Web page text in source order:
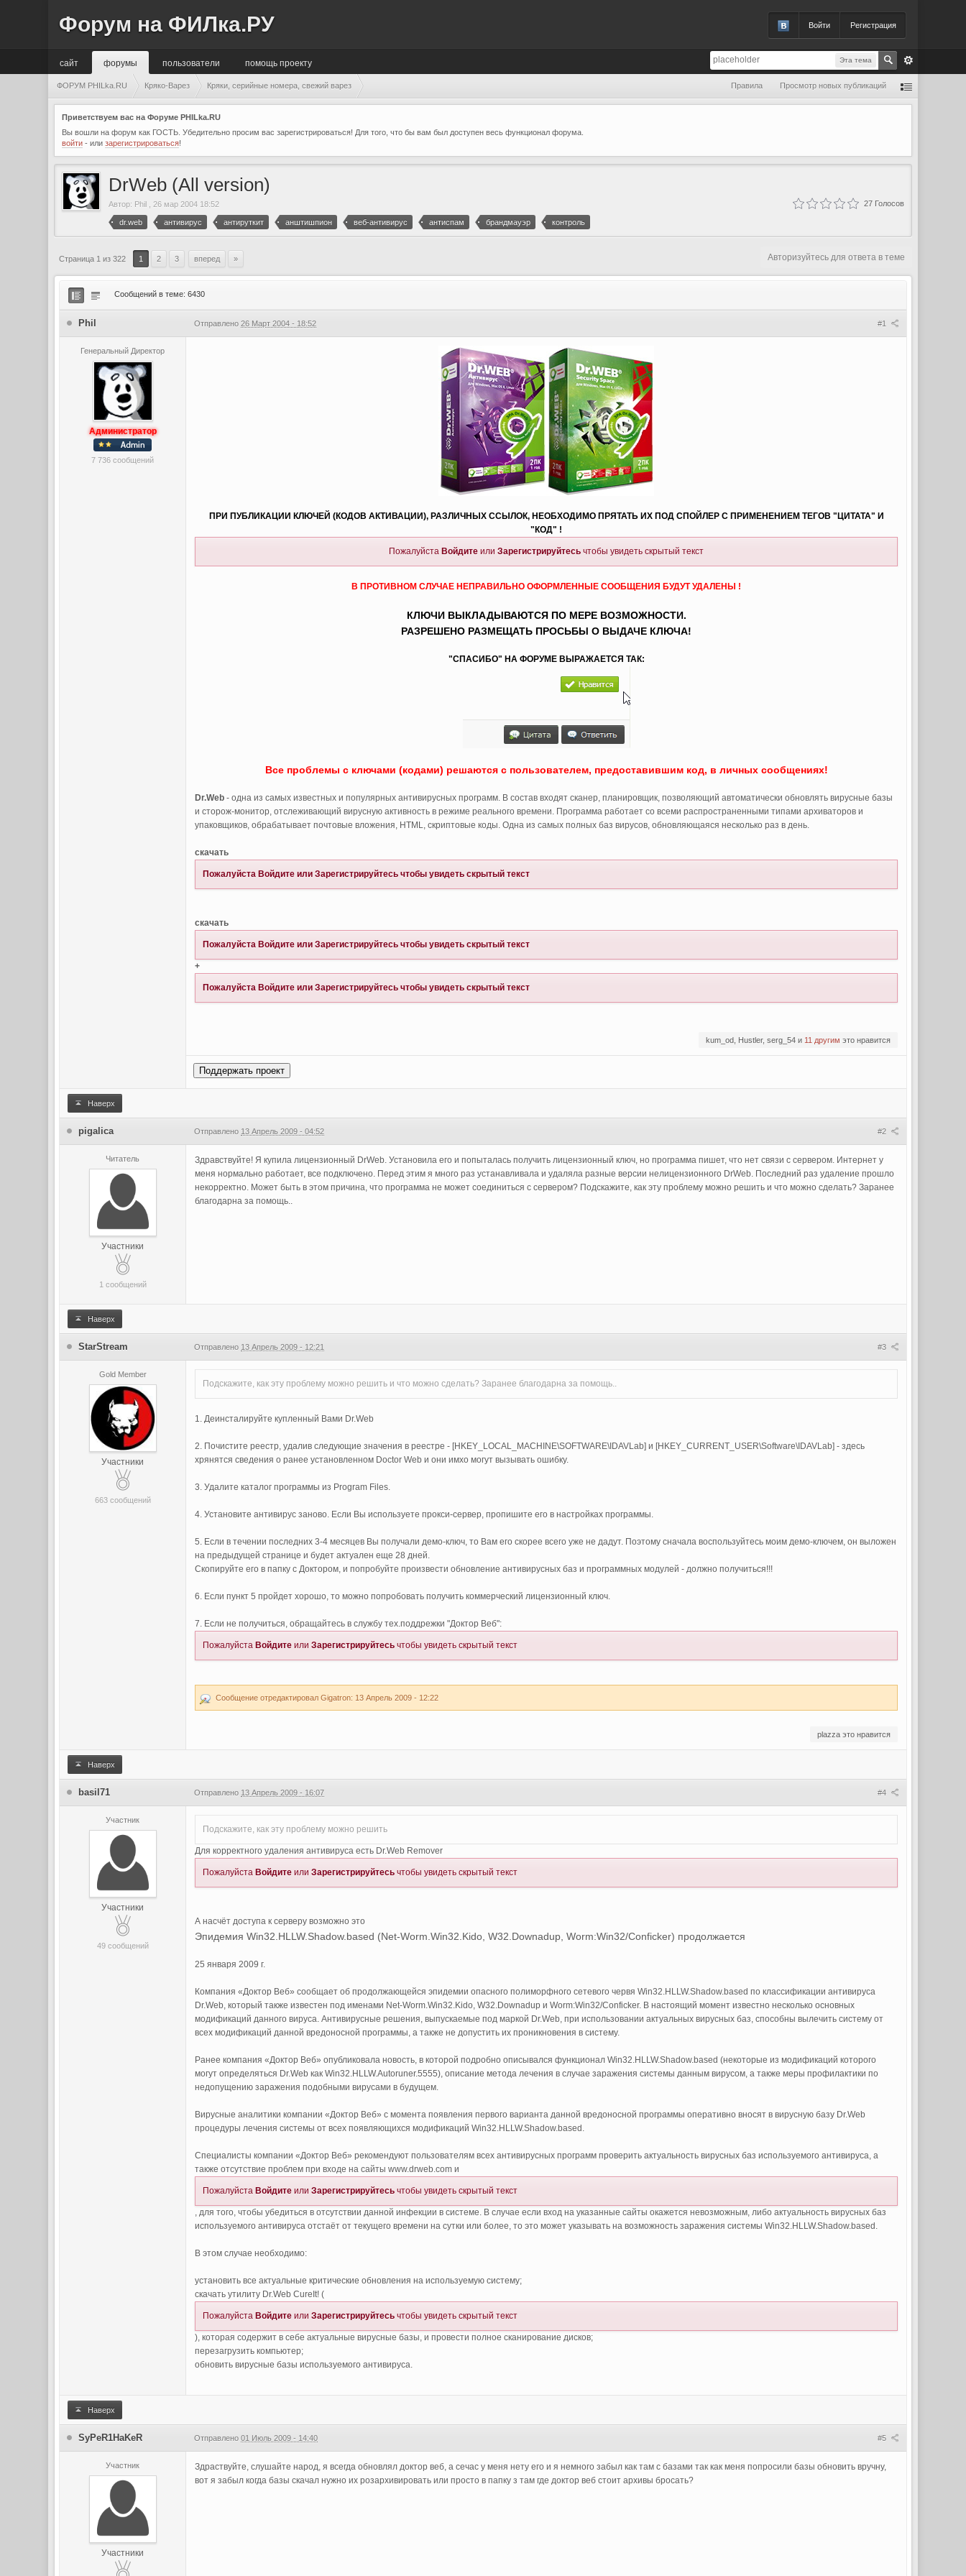
Войти Регистрация
Форум на ФИЛка.РУ
Эта тема
сайт помощь проекту
форумы пользователи
ФОРУМ PHILka.RU Кряко-Варез Кряки, серийные номера, свежий варез Правила Просмотр новых публикаций
Приветствуем вас на Форуме PHILka.RU
Вы вошли на форум как ГОСТЬ. Убедительно просим вас зарегистрироваться! Для того, что бы вам был доступен весь функционал форума.
войти - илизарегистрироваться!
DrWeb (All version)
27 Голосов
Автор: Phil 26 мар 2004 18:52
dr.web антивирус антируткит анштишпион веб-антивирус антиспам брандмауэр контроль
Страница 1 из 322 1 2 3 вперед » Авторизуйтесь для ответа в теме
Сообщений в теме: 6430
#1
Phil Отправлено26 Март 2004 - 18:52
Генеральный Директор
Администратор
7 736 сообщений
ПРИ ПУБЛИКАЦИИ КЛЮЧЕЙ (КОДОВ АКТИВАЦИИ), РАЗЛИЧНЫХ ССЫЛОК, НЕОБХОДИМО ПРЯТАТЬ ИХ ПОД СПОЙЛЕР С ПРИМЕНЕНИЕМ ТЕГОВ "ЦИТАТА" И
"КОД" !
Пожалуйста Войдите или Зарегистрируйтесь чтобы увидеть скрытый текст
В ПРОТИВНОМ СЛУЧАЕ НЕПРАВИЛЬНО ОФОРМЛЕННЫЕ СООБЩЕНИЯ БУДУТ УДАЛЕНЫ !
КЛЮЧИ ВЫКЛАДЫВАЮТСЯ ПО МЕРЕ ВОЗМОЖНОСТИ.
РАЗРЕШЕНО РАЗМЕЩАТЬ ПРОСЬБЫ О ВЫДАЧЕ КЛЮЧА!
"СПАСИБО" НА ФОРУМЕ ВЫРАЖАЕТСЯ ТАК:
Все проблемы с ключами (кодами) решаются с пользователем, предоставившим код, в личных сообщениях!
Dr.Web - одна из самых известных и популярных антивирусных программ. В состав входят сканер, планировщик, позволяющий автоматически обновлять вирусные базы
и сторож-монитор, отслеживающий вирусную активность в режиме реального времени. Программа работает со всеми распространенными типами архиваторов и
упаковщиков, обрабатывает почтовые вложения, HTML, скриптовые коды. Одна из самых полных баз вирусов, обновляющаяся несколько раз в день.
скачать
Пожалуйста Войдите илиЗарегистрируйтесь чтобы увидеть скрытый текст
скачать
Пожалуйста Войдите илиЗарегистрируйтесь чтобы увидеть скрытый текст
+
Пожалуйста Войдите илиЗарегистрируйтесь чтобы увидеть скрытый текст
kum_od, Hustler, serg_54 и 11 другим это нравится
Поддержать проект
Наверх
#2
pigalica Отправлено 13 Апрель 2009 - 04:52
Читатель
Участники
1 сообщений
Здравствуйте! Я купила лицензионный DrWeb. Установила его и попыталась получить лицензионный ключ, но программа пишет, что нет связи с сервером. Интернет у
меня нормально работает, все подключено. Перед этим я много раз устанавливала и удаляла разные версии нелицензионного DrWeb. Последний раз удаление прошло
некорректно. Может быть в этом причина, что программа не может соединиться с сервером? Подскажите, как эту проблему можно решить и что можно сделать? Заранее
благодарна за помощь..
Наверх
#3
StarStream Отправлено 13 Апрель 2009 - 12:21
Gold Member
Участники
663 сообщений
Подскажите, как эту проблему можно решить и что можно сделать? Заранее благодарна за помощь..
1. Деинсталируйте купленный Вами Dr.Web
2. Почистите реестр, удалив следующие значения в реестре - [HKEY_LOCAL_MACHINE\SOFTWARE\IDAVLab] и [HKEY_CURRENT_USER\Software\IDAVLab] - здесь
хрянятся сведения о ранее установленном Doctor Web и они имхо могут вызывать ошибку.
3. Удалите каталог программы из Program Files.
4. Установите антивирус заново. Если Вы используете прокси-сервер, пропишите его в настройках программы.
5. Если в течении последних 3-4 месяцев Вы получали демо-ключ, то Вам его скорее всего уже не дадут. Поэтому сначала воспользуйтесь моим демо-ключем, он выложен
на предыдущей странице и будет актуален еще 28 дней.
Скопируйте его в папку с Доктором, и попробуйте произвести обновление антивирусных баз и программных модулей - должно получиться!!!
6. Если пункт 5 пройдет хорошо, то можно попробовать получить коммерческий лицензионный ключ.
7. Если не получиться, обращайтесь в службу тех.поддрежки "Доктор Веб":
Пожалуйста Войдите илиЗарегистрируйтесь чтобы увидеть скрытый текст
Сообщение отредактировал Gigatron: 13 Апрель 2009 - 12:22
plazza это нравится
Наверх
#4
basil71 Отправлено 13 Апрель 2009 - 16:07
Участник
Участники
49 сообщений
Подскажите, как эту проблему можно решить
Для корректного удаления антивируса есть Dr.Web Remover
Пожалуйста Войдите илиЗарегистрируйтесь чтобы увидеть скрытый текст
А насчёт доступа к серверу возможно это
Эпидемия Win32.HLLW.Shadow.based (Net-Worm.Win32.Kido, W32.Downadup, Worm:Win32/Conficker) продолжается
25 января 2009 г.
Компания «Доктор Веб» сообщает об продолжающейся эпидемии опасного полиморфного сетевого червя Win32.HLLW.Shadow.based по классификации антивируса
Dr.Web, который также известен под именами Net-Worm.Win32.Kido, W32.Downadup и Worm:Win32/Conficker. В настоящий момент известно несколько основных
модификаций данного вируса. Антивирусные решения, выпускаемые под маркой Dr.Web, при использовании актуальных вирусных баз, способны вылечить систему от
всех модификаций данной вредоносной программы, а также не допустить их проникновения в систему.
Ранее компания «Доктор Веб» опубликовала новость, в которой подробно описывался функционал Win32.HLLW.Shadow.based (некоторые из модификаций которого
могут определяться Dr.Web как Win32.HLLW.Autoruner.5555), описание метода лечения в случае заражения системы данным вирусом, а также меры профилактики по
недопущению заражения подобными вирусами в будущем.
Вирусные аналитики компании «Доктор Веб» с момента появления первого варианта данной вредоносной программы оперативно вносят в вирусную базу Dr.Web
процедуры лечения системы от всех появляющихся модификаций Win32.HLLW.Shadow.based.
Специалисты компании «Доктор Веб» рекомендуют пользователям всех антивирусных программ проверить актуальность вирусных баз используемого антивируса, а
также отсутствие проблем при входе на сайты www.drweb.com и
Пожалуйста Войдите илиЗарегистрируйтесь чтобы увидеть скрытый текст
, для того, чтобы убедиться в отсутствии данной инфекции в системе. В случае если вход на указанные сайты окажется невозможным, либо актуальность вирусных баз
используемого антивируса отстаёт от текущего времени на сутки или более, то это может указывать на возможность заражения системы Win32.HLLW.Shadow.based.
В этом случае необходимо:
установить все актуальные критические обновления на используемую систему;
скачать утилиту Dr.Web CureIt! (
Пожалуйста Войдите илиЗарегистрируйтесь чтобы увидеть скрытый текст
), которая содержит в себе актуальные вирусные базы, и провести полное сканирование дисков;
перезагрузить компьютер;
обновить вирусные базы используемого антивируса.
Наверх
#5
SyPeR1HaKeR Отправлено01 Июль 2009 - 14:40
Участник
Участники
Здраствуйте, слушайте народ, я всегда обновлял доктор веб, а сечас у меня нету его и я немного забыл как там с базами так как меня попросили базы обновить вручну,
вот я забыл когда базы скачал нужно их розархивировать или просто в папку з там где доктор веб стоит архивы бросать?